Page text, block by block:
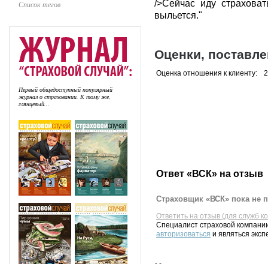
Список тегов
Первый общедоступный популярный
журнал о страховании. К тому же,
глянцевый...
/>Сейчас иду
выльется."
Оценки,
Оценка отношения к клиенту: 2
Ответ «ВСК» на отзыв
Страховщик «ВСК» пока не
Ответить на отзыв (для служб
Специалист страховой
авторизоваться и являться